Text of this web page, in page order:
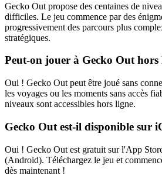
Gecko Out propose des centaines de
difficiles. Le jeu commence par des
progressivement des parcours plus
stratégiques.
Peut-on jouer à Gecko Out hors
Oui ! Gecko Out peut être joué sans
les voyages ou les moments sans accès
niveaux sont accessibles hors ligne.
Gecko Out est-il disponible sur
Oui ! Gecko Out est gratuit sur l'App
(Android). Téléchargez le jeu et
dès maintenant !